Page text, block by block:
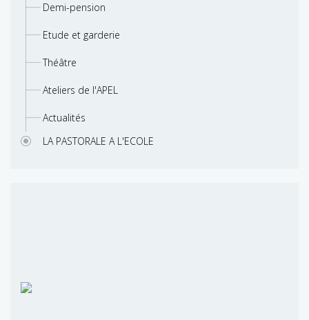
Demi-pension
Etude et garderie
Théâtre
Ateliers de l'APEL
Actualités
LA PASTORALE A L'ECOLE